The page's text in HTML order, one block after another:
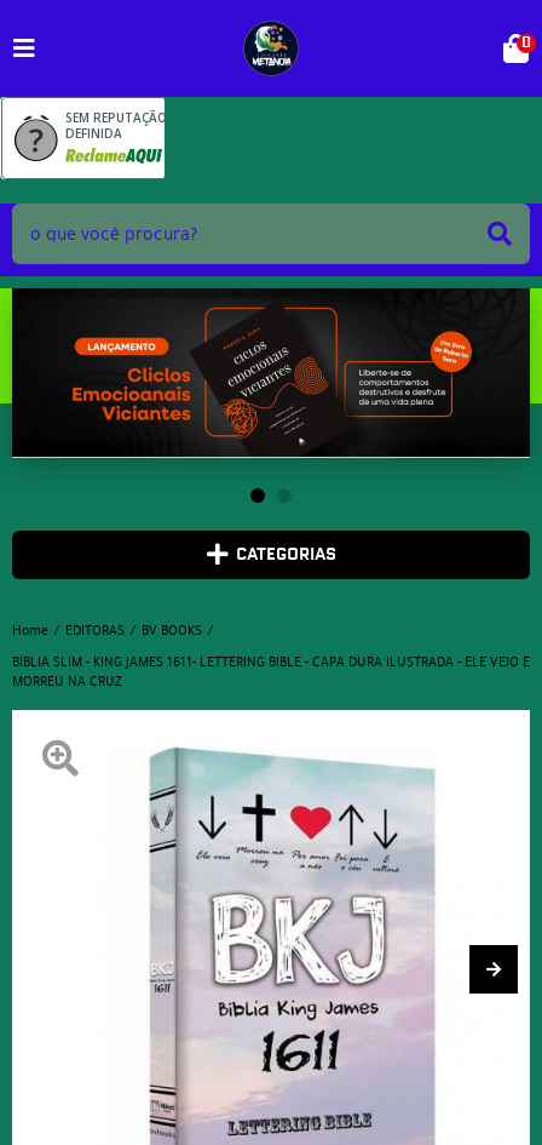
SEM REPUTAÇÃO
DEFINIDA
0
CATEGORIAS
Home EDITORAS
BV BOOKS
BÍBLIA SLIM - KING JAMES 1611- LETTERING BIBLE - CAPA DURA ILUSTRADA - ELE VEIO E
MORREU NA CRUZ